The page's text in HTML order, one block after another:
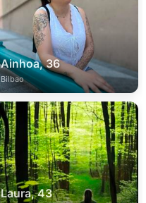
Ainhoa, 36
Bilbao
Laura, 43